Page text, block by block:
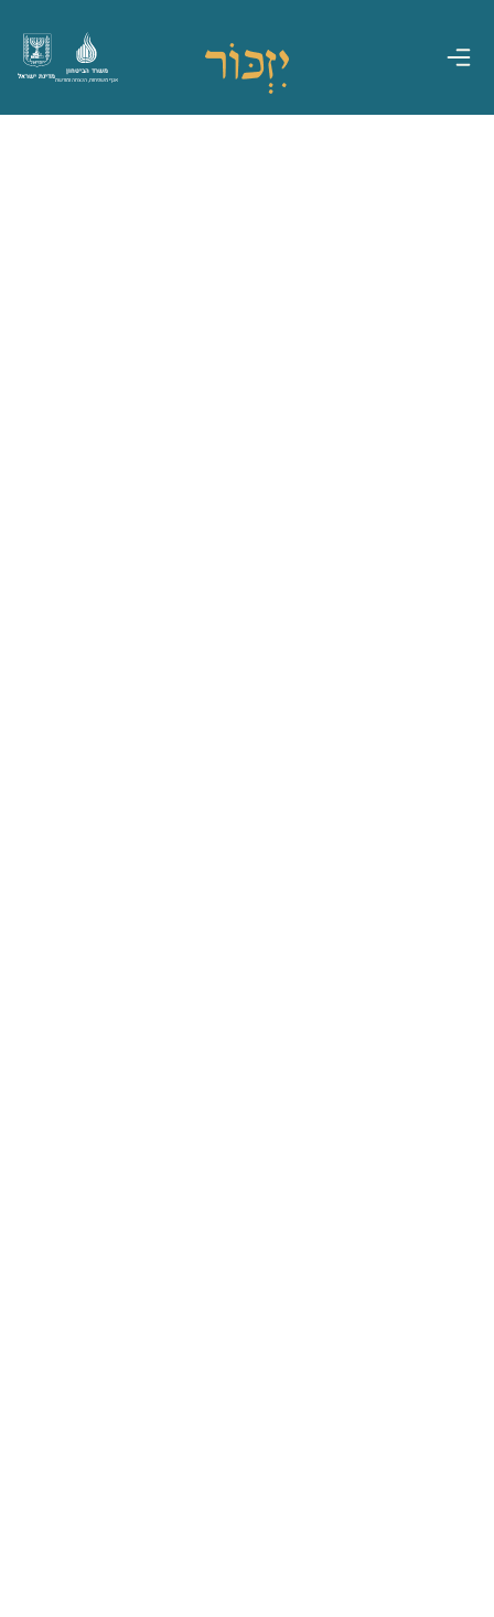
מדינת ישראל
משרד הביטחון
אגף משפחות, הנצחה ומורשת